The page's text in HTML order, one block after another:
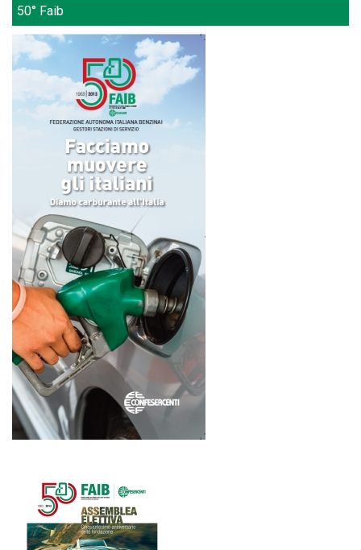
50° Faib